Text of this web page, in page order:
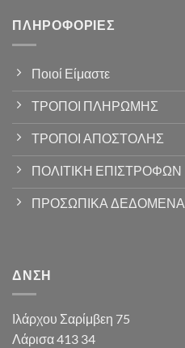
ΠΛΗΡΟΦΟΡΊΕΣ
Ποιοί Είμαστε
ΤΡΟΠΟΙ ΠΛΗΡΩΜΗΣ
ΤΡΟΠΟΙ ΑΠΟΣΤΟΛΗΣ
ΠΟΛΙΤΙΚΗ ΕΠΙΣΤΡΟΦΩΝ
ΠΡΟΣΩΠΙΚΑ ΔΕΔΟΜΕΝΑ
ΔΝΣΗ
Ιλάρχου Σαρίμβεη 75
Λάρισα 413 34